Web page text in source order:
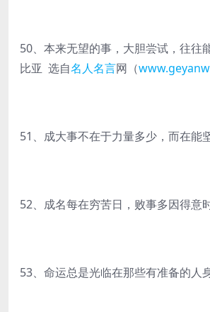
50、本来无望的事，大胆尝试，往
比亚 选自名人名言网（
51、成大事不在于力量多少，而在能
52、成名每在穷苦日，败事多因得意时
53、命运总是光临在那些有准备的人身